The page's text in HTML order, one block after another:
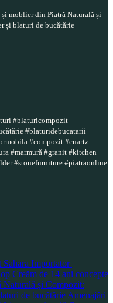
moblier din Piatră Naturală și
și blaturi de bucătărie
#blaturicompozit
#blaturidebucatarii
#compozit #cuartz
#marmură #granit #kitchen
#stonefurniture #piatraonline